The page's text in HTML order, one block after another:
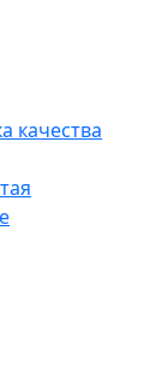
качества